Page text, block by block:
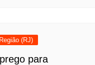
(RJ)
para